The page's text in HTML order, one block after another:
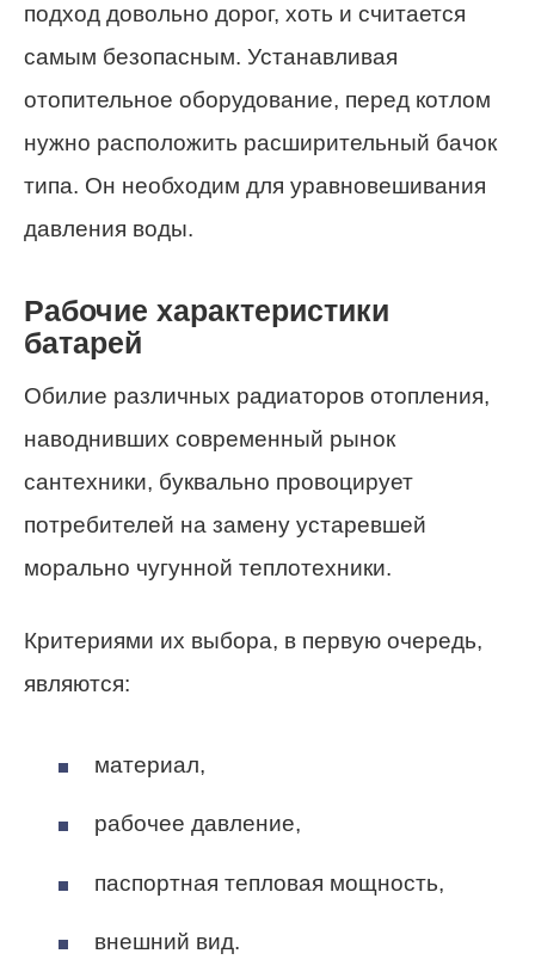
подход довольно дорог, хоть и считается
самым безопасным. Устанавливая
отопительное оборудование, перед котлом
нужно расположить расширительный бачок
типа. Он необходим для уравновешивания
давления воды.
Рабочие характеристики
батарей
Обилие различных радиаторов отопления,
наводнивших современный рынок
сантехники, буквально провоцирует
потребителей на замену устаревшей
морально чугунной теплотехники.
Критериями их выбора, в первую очередь,
являются:
материал,
рабочее давление,
паспортная тепловая мощность,
внешний вид.